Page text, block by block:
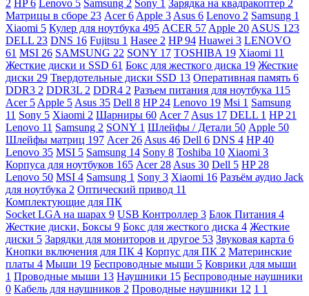
2 HP6 Lenovo 5 Samsung 2 Sony 1 Зарядка на квадракоптер 2
Матрицы в сборе 23 Acer6 Apple 3 Asus 6 Lenovo 2 Samsung 1
Xiaomi 5 Кулер для ноутбука 495 ACER 57 Apple 20 ASUS 123
DELL 23 DNS 16 Fujitsu 1 Hasee 2 HP94 Huawei 3 LENOVO
61 MSI 26 SAMSUNG 22 SONY 17 TOSHIBA 19 Xiaomi 11
Жесткие диски и SSD 61 Бокс для жесткого диска 19 Жесткие
диски 29 Твердотельные диски SSD 13 Оперативная память 6
DDR3 2 DDR3L 2 DDR4 2 Разъем питания для ноутбука 115
Acer 5 Apple 5 Asus 35 Dell 8 HP 24 Lenovo 19 Msi 1 Samsung
11 Sony 5 Xiaomi 2 Шарниры 60 Acer 7 Asus 17 DELL 1 HP 21
Lenovo 11 Samsung 2 SONY 1 Шлейфы / Детали 50 Apple 50
Шлейфы матриц 197 Acer 26 Asus 46 Dell 6 DNS 4 HP40
Lenovo 35 MSI 5 Samsung 14 Sony 8 Toshiba 10 Xiaomi 3
Корпуса для ноутбуков 165 Acer 28 Asus 30 Dell 5 HP 28
Lenovo 50 MSI 4 Samsung 1 Sony 3 Xiaomi 16 Разъём аудио Jack
для ноутбука 2 Оптический привод 11
Комплектующие для ПК
Socket LGA на шарах 9 USB Контроллер 3 Блок Питания 4
Жесткие диски, Боксы 9 Бокс для жесткого диска 4 Жесткие
диски 5 Зарядки для мониторов и другое 53 Звуковая карта 6
Кнопки включения для ПК 4 Корпус для ПК 2 Материнские
платы 4 Мыши 19 Беспроводные мыши 5 Коврики для мыши
1 Проводные мыши 13 Наушники 15 Беспроводные наушники
0 Кабель для наушников 2 Проводные наушники 12 1 1